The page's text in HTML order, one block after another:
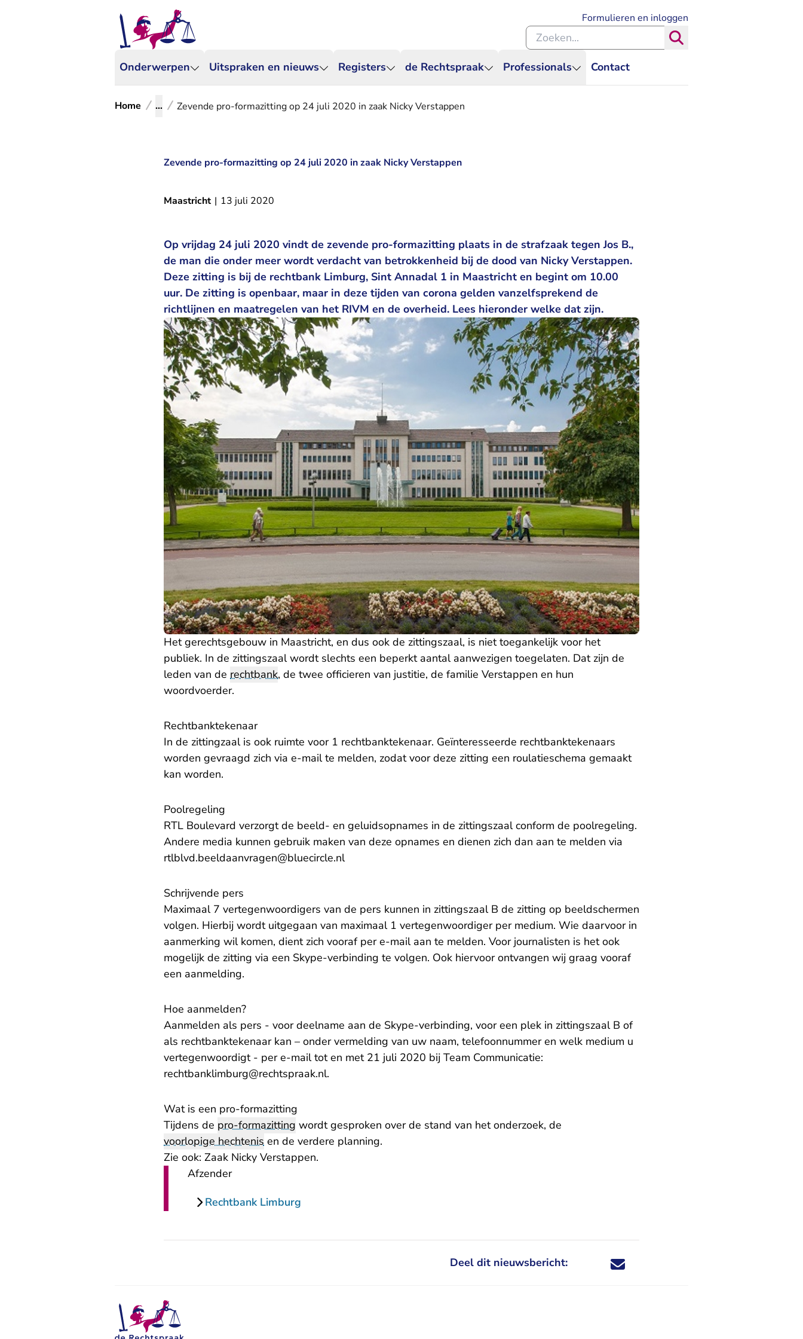
Onderwerpen Uitspraken en nieuws Registers de Rechtspraak Professionals Contact
Formulieren en inloggen
Zoeken binnen de Rechtspraak
Home ... Zevende pro-formazitting op 24 juli 2020 in zaak Nicky Verstappen
Zevende pro-formazitting op 24 juli 2020 in zaak Nicky Verstappen
Maastricht | 13 juli 2020
Op vrijdag 24 juli 2020 vindt de zevende pro-formazitting plaats in de strafzaak tegen Jos B.,
de man die onder meer wordt verdacht van betrokkenheid bij de dood van Nicky Verstappen.
Deze zitting is bij de rechtbank Limburg, Sint Annadal 1 in Maastricht en begint om 10.00
uur. De zitting is openbaar, maar in deze tijden van corona gelden vanzelfsprekend de
richtlijnen en maatregelen van het RIVM en de overheid. Lees hieronder welke dat zijn.
Het gerechtsgebouw in Maastricht, en dus ook de zittingszaal, is niet toegankelijk voor het
publiek. In de zittingszaal wordt slechts een beperkt aantal aanwezigen toegelaten. Dat zijn de
leden van de rechtbank, de twee officieren van justitie, de familie Verstappen en hun
woordvoerder.
Rechtbanktekenaar
In de zittingzaal is ook ruimte voor 1 rechtbanktekenaar. Geïnteresseerde rechtbanktekenaars
worden gevraagd zich via e-mail te melden, zodat voor deze zitting een roulatieschema gemaakt
kan worden.
Poolregeling
RTL Boulevard verzorgt de beeld- en geluidsopnames in de zittingszaal conform de poolregeling.
Andere media kunnen gebruik maken van deze opnames en dienen zich dan aan te melden via
rtlblvd.beeldaanvragen@bluecircle.nl- U verlaat Rechtspraak.nl
Schrijvende pers
Maximaal 7 vertegenwoordigers van de pers kunnen in zittingszaal B de zitting op beeldschermen
volgen. Hierbij wordt uitgegaan van maximaal 1 vertegenwoordiger per medium. Wie daarvoor in
aanmerking wil komen, dient zich vooraf per e-mail aan te melden. Voor journalisten is het ook
mogelijk de zitting via een Skype-verbinding te volgen. Ook hiervoor ontvangen wij graag vooraf
een aanmelding.
Hoe aanmelden?
Aanmelden als pers - voor deelname aan de Skype-verbinding, voor een plek in zittingszaal B of
als rechtbanktekenaar kan – onder vermelding van uw naam, telefoonnummer en welk medium u
vertegenwoordigt - per e-mail tot en met 21 juli 2020 bij Team Communicatie:
rechtbanklimburg@rechtspraak.nl- U verlaat Rechtspraak.nl
.
Wat is een pro-formazitting
Tijdens de pro-formazitting wordt gesproken over de stand van het onderzoek, de
voorlopige hechtenis en de verdere planning.
Zie ook: Zaak Nicky Verstappen.
Afzender
Rechtbank Limburg
Deel dit nieuwsbericht: Deel dit nieuwsbericht via X - U verlaat
Deel dit nieuwsbericht via Facebook - U
Deel dit nieuwsbericht via e-mail
Deel dit nieuwsbericht via LinkedIn - U